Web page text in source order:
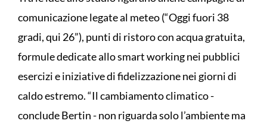
comunicazione legate al meteo (“Oggi fuori 38
gradi, qui 26”), punti di ristoro con acqua gratuita,
formule dedicate allo smart working nei pubblici
esercizi e iniziative di fidelizzazione nei giorni di
caldo estremo. “Il cambiamento climatico -
conclude Bertin - non riguarda solo l’ambiente ma